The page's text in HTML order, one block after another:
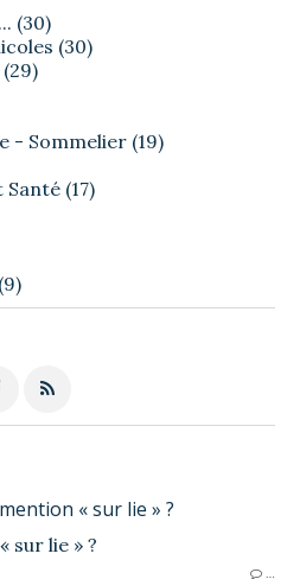
« sur lie » ?
(30)
(30)
(29)
- Sommelier (19)
Santé (17)
(9)